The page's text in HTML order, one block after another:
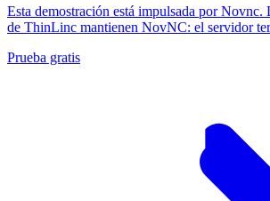
Esta demostración está impulsada por Novnc.
de ThinLinc mantienen NovNC: el servidor
Prueba gratis